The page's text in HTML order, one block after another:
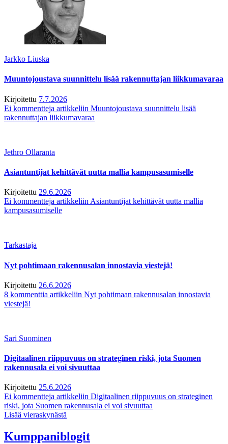
Jarkko Liuska
Muuntojoustava suunnittelu lisää rakennuttajan liikkumavaraa
Kirjoitettu 7.7.2026
Ei kommentteja artikkeliin Muuntojoustava suunnittelu lisää
rakennuttajan liikkumavaraa
Jethro Ollaranta
Asiantuntijat kehittävät uutta mallia kampusasumiselle
Kirjoitettu 29.6.2026
Ei kommentteja artikkeliin Asiantuntijat kehittävät uutta mallia
kampusasumiselle
Tarkastaja
Nyt pohtimaan rakennusalan innostavia viestejä!
Kirjoitettu 26.6.2026
8 kommenttia artikkeliin Nyt pohtimaan rakennusalan innostavia
viestejä!
Sari Suominen
Digitaalinen riippuvuus on strateginen riski, jota Suomen
rakennusala ei voi sivuuttaa
Kirjoitettu 25.6.2026
Ei kommentteja artikkeliin Digitaalinen riippuvuus on strateginen
riski, jota Suomen rakennusala ei voi sivuuttaa
Lisää vieraskynästä
Kumppaniblogit